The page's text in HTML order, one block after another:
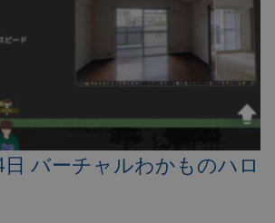
バーチャルわかものハロ